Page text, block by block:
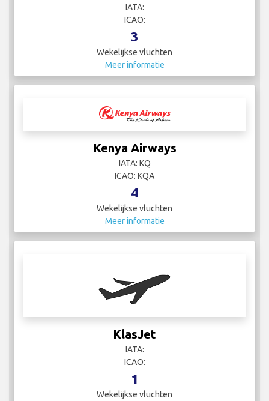
IATA:
ICAO:
3
Wekelijkse vluchten
Meer informatie
Kenya Airways
IATA: KQ
ICAO: KQA
4
Wekelijkse vluchten
Meer informatie
KlasJet
IATA:
ICAO:
1
Wekelijkse vluchten